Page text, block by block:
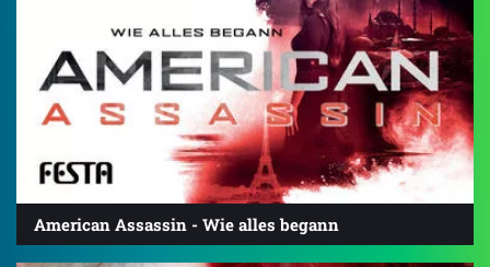
American Assassin - Wie alles begann